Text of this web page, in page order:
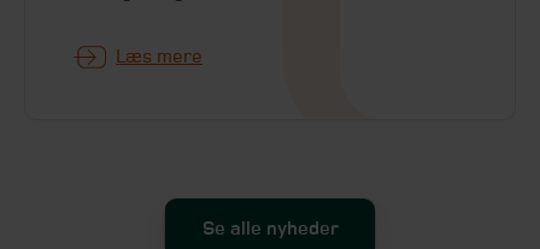
Læs mere
Se alle nyheder